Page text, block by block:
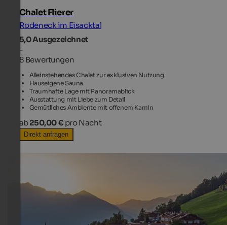
Chalet Flierer
Rodeneck im Eisacktal
5,0Ausgezeichnet
-
8 Bewertungen
Alleinstehendes Chalet zur exklusiven Nutzung
Hauseigene Sauna
Traumhafte Lage mit Panoramablick
Ausstattung mit Liebe zum Detail
Gemütliches Ambiente mit offenem Kamin
ab250,00 € pro Nacht
Direkt anfragen